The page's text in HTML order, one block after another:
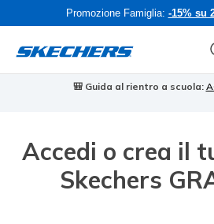
Promozione Famiglia: -15% su
🎒 Guida al rientro a scuola:
Accedi o crea il
Skechers